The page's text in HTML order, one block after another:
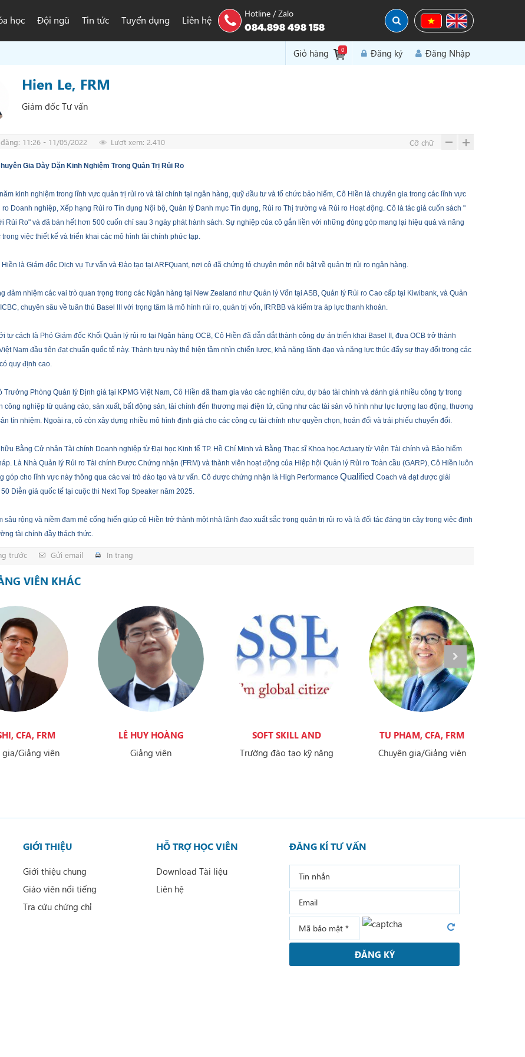
học Đội ngũ Tin tức Tuyển dụng Liên hệ
Hotline / Zalo
084.898 498 158
Giỏ hàng 0 Đăng ký Đăng Nhập
Hien Le, FRM
Giám đốc Tư vấn
11:26 - 11/05/2022 Lượt xem: 2.410 Cỡ chữ
Gia Dày Dặn Kinh Nghiệm Trong Quản Trị Rủi Ro
kinh nghiệm trong lĩnh vực quản trị rủi ro và tài chính tại ngân hàng, quỹ đầu tư và tổ chức bảo hiểm, Cô Hiền là chuyên gia trong các lĩnh vực
ro Doanh nghiệp, Xếp hạng Rủi ro Tín dụng Nội bộ, Quản lý Danh mục Tín dụng, Rủi ro Thị trường và Rủi ro Hoạt động. Cô là tác giả cuốn sách "
Rủi Ro" và đã bán hết hơn 500 cuốn chỉ sau 3 ngày phát hành sách. Sự nghiệp của cô gắn liền với những đóng góp mang lại hiệu quả và năng
trong việc thiết kế và triển khai các mô hình tài chính phức tạp.
Hiền là Giám đốc Dịch vụ Tư vấn và Đào tạo tại ARFQuant, nơi cô đã chứng tỏ chuyên môn nổi bật về quản trị rủi ro ngân hàng.
đảm nhiệm các vai trò quan trọng trong các Ngân hàng tại New Zealand như Quản lý Vốn tại ASB, Quản lý Rủi ro Cao cấp tại Kiwibank, và Quản
chuyên sâu về tuân thủ Basel III với trọng tâm là mô hình rủi ro, quản trị vốn, IRRBB và kiểm tra áp lực thanh khoản.
tư cách là Phó Giám đốc Khối Quản lý rủi ro tại Ngân hàng OCB, Cô Hiền đã dẫn dắt thành công dự án triển khai Basel II, đưa OCB trở thành
Nam đầu tiên đạt chuẩn quốc tế này. Thành tựu này thể hiện tầm nhìn chiến lược, khả năng lãnh đạo và năng lực thúc đẩy sự thay đổi trong các
quy định cao.
Trưởng Phòng Quản lý Định giá tại KPMG Việt Nam, Cô Hiền đã tham gia vào các nghiên cứu, dự báo tài chính và đánh giá nhiều công ty trong
công nghiệp từ quảng cáo, sản xuất, bất động sản, tài chính đến thương mại điện tử, cũng như các tài sản vô hình như lực lượng lao động, thương
tín nhiệm. Ngoài ra, cô còn xây dựng nhiều mô hình định giá cho các công cụ tài chính như quyền chọn, hoán đổi và trái phiếu chuyển đổi.
Bằng Cử nhân Tài chính Doanh nghiệp từ Đại học Kinh tế TP. Hồ Chí Minh và Bằng Thạc sĩ Khoa họcActuary từ Viện Tài chính và Bảo hiểm
Là Nhà Quản lý Rủi ro Tài chính Được Chứng nhận (FRM) và thành viên hoạt động của Hiệp hội Quản lý Rủi ro Toàn cầu (GARP), Cô Hiền luôn
góp cho lĩnh vực này thông qua các vai trò đào tạo và tư vấn. Cô được chứng nhận là High Performance Qualified Coach và đạt được giải
Diễn giả quốc tế tại cuộc thi Next Top Speaker năm 2025.
sâu rộng và niềm đam mê cống hiến giúp cô Hiền trở thành một nhà lãnh đạo xuất sắc trong quản trị rủi ro và là đối tác đáng tin cậy trong việc định
tài chính đầy thách thức.
trước Gửi email In trang
VIÊN KHÁC
CFA, FRM
gia/Giảng viên
LÊ HUY HOÀNG
Giảng viên
SOFT SKILL AND
ENGLISH
Trường đào tạo kỹ năng
TU PHAM, CFA, FRM
Chuyên gia/Giảng viên
GIỚI THIỆU
Giới thiệu chung
Giáo viên nổi tiếng
Tra cứu chứng chỉ
HỖ TRỢ HỌC VIÊN
Download Tài liệu
Liên hệ
ĐĂNG KÍ TƯ VẤN
ĐĂNG KÝ